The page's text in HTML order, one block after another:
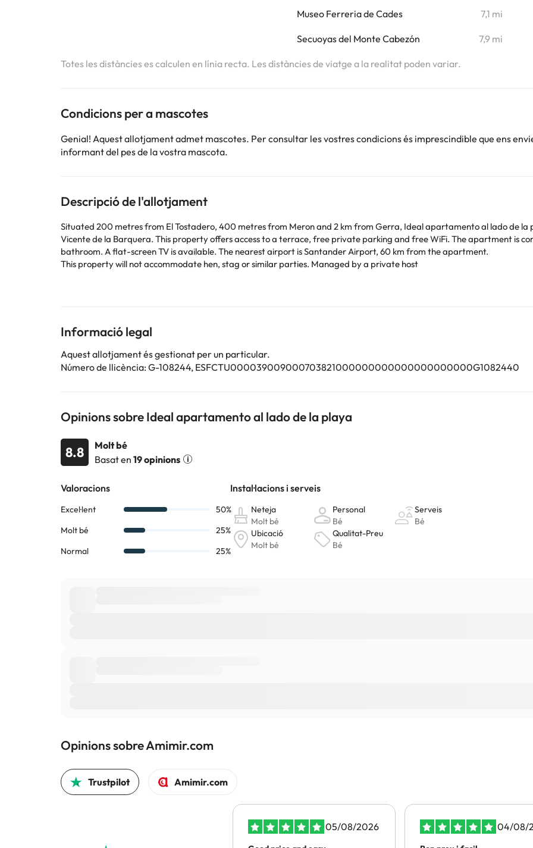
Museo Ferreria de Cades 7,1 mi
Secuoyas del Monte Cabezón 7,9 mi
Totes les distàncies es calculen en línia recta. Les distàncies de viatge a la realitat poden variar.
Condicions per a mascotes
Genial! Aquest allotjament admet mascotes. Per consultar les vostres condicions és imprescindible que ens
informant del pes de la vostra mascota.
Descripció de l'allotjament
Situated 200 metres from El Tostadero, 400 metres from Meron and 2 km from Gerra, Ideal apartamento al lado de la
Vicente de la Barquera. This property offers access to a terrace, free private parking and free WiFi. The apartment is composed of 1 bedroom, a fully equipped kitchen, and 1
bathroom. A flat-screen TV is available. The nearest airport is Santander Airport, 60 km from the apartment.
This property will not accommodate hen, stag or similar parties. Managed by a private host
Informació legal
Aquest allotjament és gestionat per un particular.
Número de llicència: G-108244, ESFCTU000039009000703821000000000000000000000G1082440
Opinions sobre Ideal apartamento al lado de la playa
8.8
Molt bé
Basat en 19 opinions
Opinions sobre Amimir.com
Trustpilot Amimir.com
05/08/2026 04/08/